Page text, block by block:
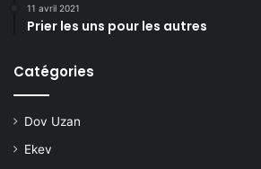
11 avril 2021
Prier les uns pour les autres
Catégories
Dov Uzan
Ekev